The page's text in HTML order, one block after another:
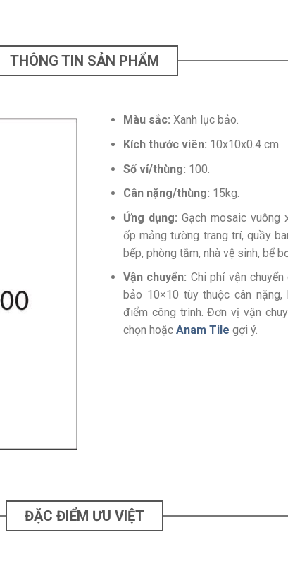
THÔNG TIN SẢN PHẨM
Màu sắc: Xanh lục bảo.
Kích thước viên: 10x10x0.4 cm.
Số vỉ/thùng: 100.
Cân nặng/thùng: 15kg.
Ứng dụng: Gạch mosaic vuông
ốp mảng tường trang trí, quầy
bếp, phòng tắm, nhà vệ sinh, bể
Vận chuyển: Chi phí vận
bảo 10×10 tùy thuộc cân
điểm công trình. Đơn vị vận
chọn hoặc Anam Tile gợi ý.
ĐẶC ĐIỂM ƯU VIỆT